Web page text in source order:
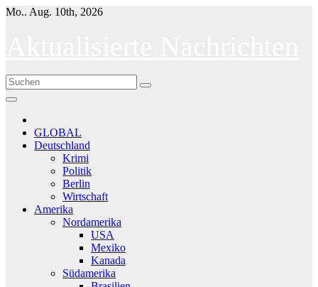
Skip
Mo.. Aug. 10th, 2026
GLOBAL
Deutschland
Krimi
Politik
Berlin
Wirtschaft
Amerika
Nordamerika
USA
Mexiko
Kanada
Südamerika